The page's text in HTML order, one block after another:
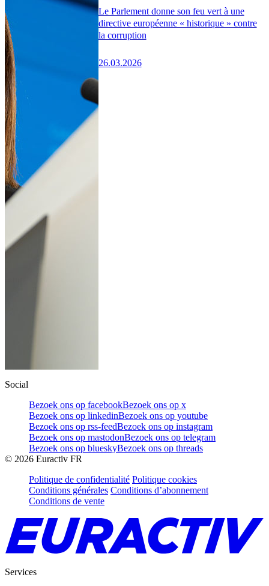
Le Parlement donne son feu vert à une
directive européenne « historique » contre
la corruption
26.03.2026
Social
Bezoek ons op facebookBezoek ons op x
Bezoek ons op linkedinBezoek ons op youtube
Bezoek ons op rss-feedBezoek ons op instagram
Bezoek ons op mastodonBezoek ons op telegram
Bezoek ons op blueskyBezoek ons op threads
© 2026 Euractiv FR
Politique de confidentialité Politique cookies
Conditions générales Conditions d’abonnement
Conditions de vente
Services